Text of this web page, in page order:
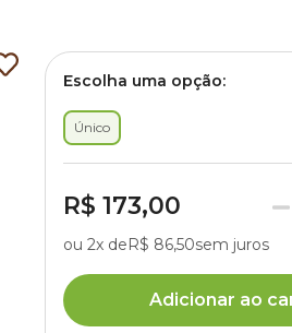
Escolha uma opção:
Único
R$ 173,00
ou 2x deR$ 86,50sem juros
Adicionar ao